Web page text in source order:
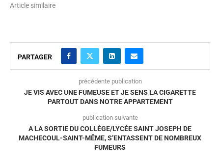
Article similaire
PARTAGER
précédente publication
JE VIS AVEC UNE FUMEUSE ET JE SENS LA CIGARETTE
PARTOUT DANS NOTRE APPARTEMENT
publication suivante
A LA SORTIE DU COLLÈGE/LYCÉE SAINT JOSEPH DE
MACHECOUL-SAINT-MÊME, S’ENTASSENT DE NOMBREUX
FUMEURS